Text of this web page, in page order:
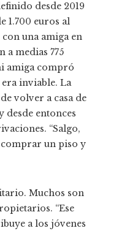
desde 2019
1.700 euros al
una amiga en
a medias 775
amiga compró
inviable. La
volver a casa de
desde entonces
“Salgo,
comprar un piso y
Muchos son
“Ese
a los jóvenes